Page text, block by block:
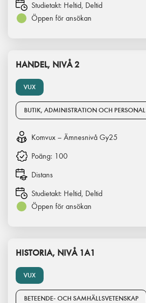
Studietakt: Heltid, Deltid
Öppen för ansökan
VUX
HANDEL, NIVÅ 2
BUTIK, ADMINISTRATION OCH PERSONAL
Komvux – Ämnesnivå Gy25
Poäng: 100
Distans
Studietakt: Heltid, Deltid
Öppen för ansökan
VUX
HISTORIA, NIVÅ 1A1
BETEENDE- OCH SAMHÄLLSVETENSKAP